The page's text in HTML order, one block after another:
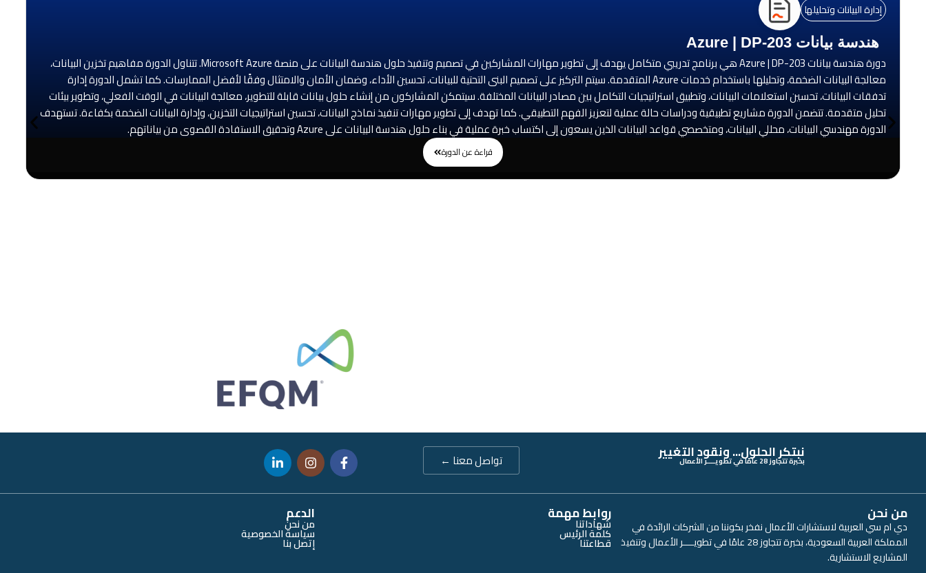
إدارة البيانات وتحليلها
هندسة بيانات Azure | DP-203
دورة هندسة بيانات Azure | DP-203 هي برنامج تدريبي متكامل يهدف إلى تطوير مهارات المشاركين في تصميم وتنفيذ حلول هندسة البيانات على منصة Microsoft Azure. تتناول الدورة مفاهيم تخزين البيانات،
معالجة البيانات الضخمة، وتحليلها باستخدام خدمات Azure المتقدمة. سيتم التركيز على تصميم البنى التحتية للبيانات، تحسين الأداء، وضمان الأمان والامتثال وفقًا لأفضل الممارسات. كما تشمل الدورة إدارة
تدفقات البيانات، تحسين استعلامات البيانات، وتطبيق استراتيجيات التكامل بين مصادر البيانات المختلفة. سيتمكن المشاركون من إنشاء حلول بيانات قابلة للتطوير، معالجة البيانات في الوقت الفعلي، وتطوير بيئات
تحليل متقدمة. تتضمن الدورة مشاريع تطبيقية ودراسات حالة عملية لتعزيز الفهم التطبيقي. كما تهدف إلى تطوير مهارات تنفيذ نماذج البيانات، تحسين استراتيجيات التخزين، وإدارة البيانات الضخمة بكفاءة. تستهدف
الدورة مهندسي البيانات، محللي البيانات، ومتخصصي قواعد البيانات الذين يسعون إلى اكتساب خبرة عملية في بناء حلول هندسة البيانات على Azure وتحقيق الاستفادة القصوى من بياناتهم.
قراءة عن الدورة
نبتكر الحلول... ونقود التغيير
بخبرة تتجاوز 28 عامًا في تطويــــر الأعمال تواصل معنا ←
من نحن
دي ام سي العربية لاستشارات الأعمال نفخر بكوننا من الشركات الرائدة في
المملكة العربية السعودية، بخبرة تتجاوز 28 عامًا في تطويــــر الأعمال وتنفيذ
المشاريع الاستشارية.
روابط مهمة
شهاداتنا
كلمة الرئيس
قطاعتنا
الدعم
من نحن
سياسة الخصوصية
إتصل بنا